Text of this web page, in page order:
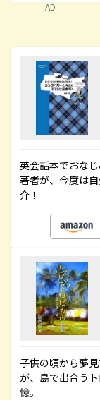
AD
英会話本でおな
著者が、今度は
介！
子供の頃から夢
が、島で出合う
憶。